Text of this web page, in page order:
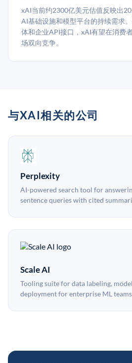
xAI当前约2300亿美元估值反映出
AI基础设施和模型平台的持续需求
体和企业API接口，xAI有望在消费
场双向竞争。
与XAI相关的公司
Perplexity
AI-powered search tool for
sentence queries with cited
Scale AI
Tooling suite for data labeling,
deployment for enterprise ML teams